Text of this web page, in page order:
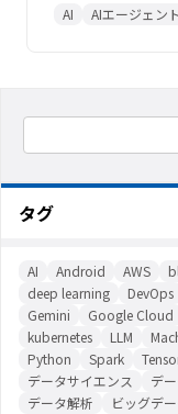
AI AIエージェント
タグ
AI Android AWS
deep learning
DevOps
Gemini
Google Cloud
kubernetes
LLM
Python
Spark
データサイエンス
デ
データ解析
ビッグデ